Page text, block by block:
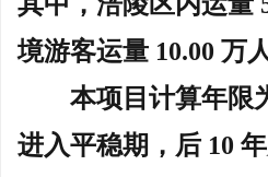
境游客运量 10.00 万
本项目计算年限
进入平稳期，后 10